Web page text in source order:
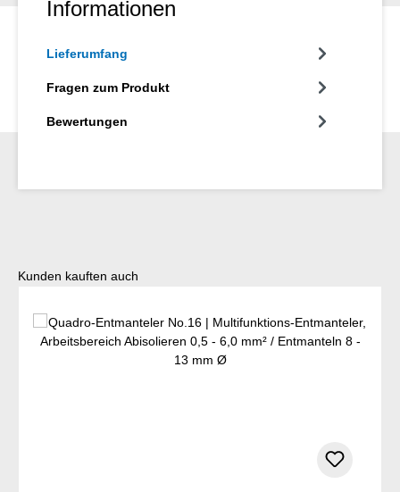
Gehäuseseite des Werkzeugs wurde eine zusätzliche
flexiblen und massiven Leiter mit einem Querschnitt zwischen
Informationen
Lieferumfang
Fragen zum Produkt
Bewertungen
Produktgalerie überspringen
Kunden kauften auch